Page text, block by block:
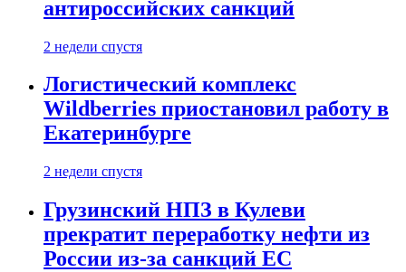
антироссийских санкций
2 недели спустя
Логистический комплекс
Wildberries приостановил работу в
Екатеринбурге
2 недели спустя
Грузинский НПЗ в Кулеви
прекратит переработку нефти из
России из-за санкций ЕС